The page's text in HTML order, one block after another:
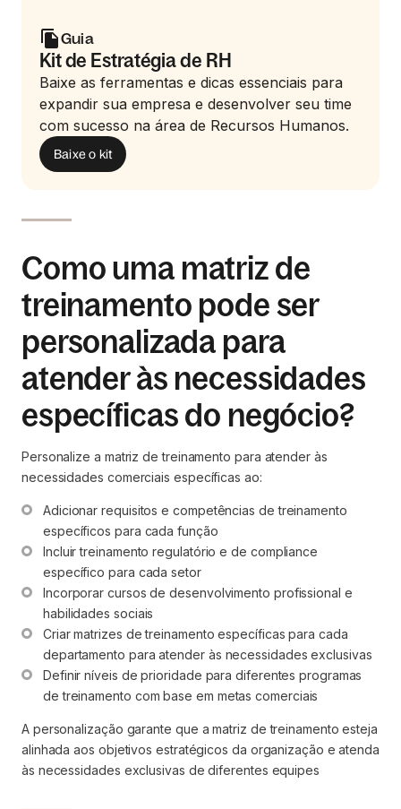
Guia
Kit de Estratégia de RH
Baixe as ferramentas e dicas essenciais para
expandir sua empresa e desenvolver seu time
com sucesso na área de Recursos Humanos.
Baixe o kit
Como uma matriz de
treinamento pode ser
personalizada para
atender às necessidades
específicas do negócio?
Personalize a matriz de treinamento para atender às
necessidades comerciais específicas ao:
Adicionar requisitos e competências de treinamento
específicos para cada função
Incluir treinamento regulatório e de compliance
específico para cada setor
Incorporar cursos de desenvolvimento profissional e
habilidades sociais
Criar matrizes de treinamento específicas para cada
departamento para atender às necessidades exclusivas
Definir níveis de prioridade para diferentes programas
de treinamento com base em metas comerciais
A personalização garante que a matriz de treinamento esteja
alinhada aos objetivos estratégicos da organização e atenda
às necessidades exclusivas de diferentes equipes